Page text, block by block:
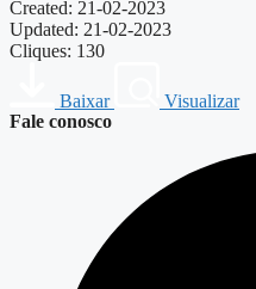
Created: 21-02-2023
Updated: 21-02-2023
Cliques: 130
Baixar
Visualizar
Fale conosco